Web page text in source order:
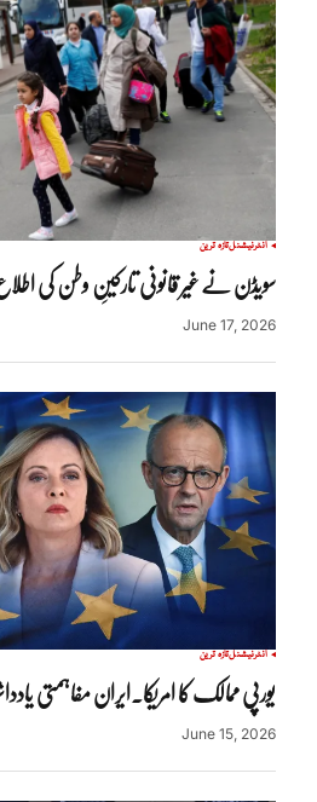
انٹرنیشنلتازہ ترین
سویڈن نے غیر قانونی تارکینِ وطن کی
June 17, 2026
انٹرنیشنلتازہ ترین
یورپی ممالک کا امریکا۔ایران مفاہمتی
June 15, 2026